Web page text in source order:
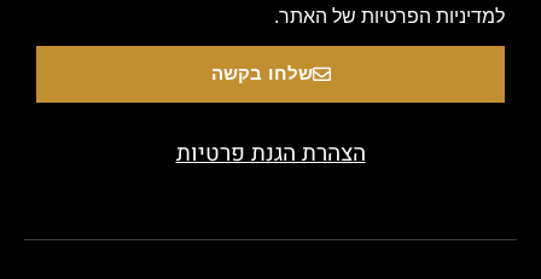
למדיניות הפרטיות של האתר.
שלחו בקשה
הצהרת הגנת פרטיות